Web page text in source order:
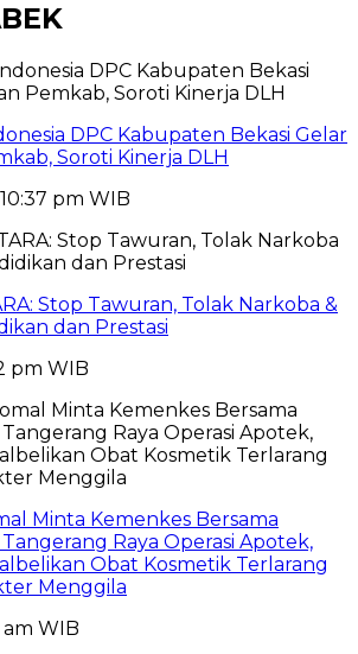
DPC Kabupaten Bekasi Gelar
Soroti Kinerja DLH
pm WIB
Stop Tawuran, Tolak Narkoba &
dan Prestasi
pm WIB
Minta Kemenkes Bersama
Raya Operasi Apotek,
Obat Kosmetik Terlarang
Menggila
am WIB